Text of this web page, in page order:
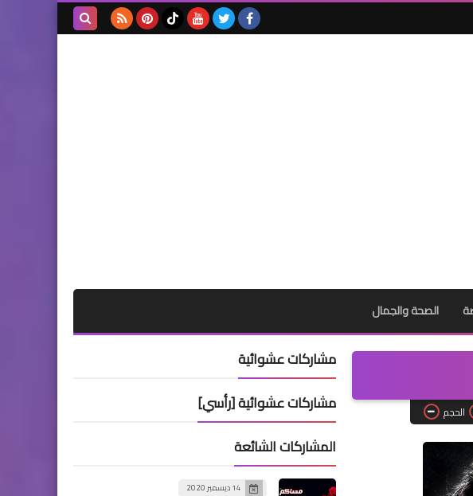
الصحة والجمال
الحجم
مشاركات عشوائية
مشاركات عشوائية [رأسي]
المشاركات الشائعة
14 ديسمبر 2020